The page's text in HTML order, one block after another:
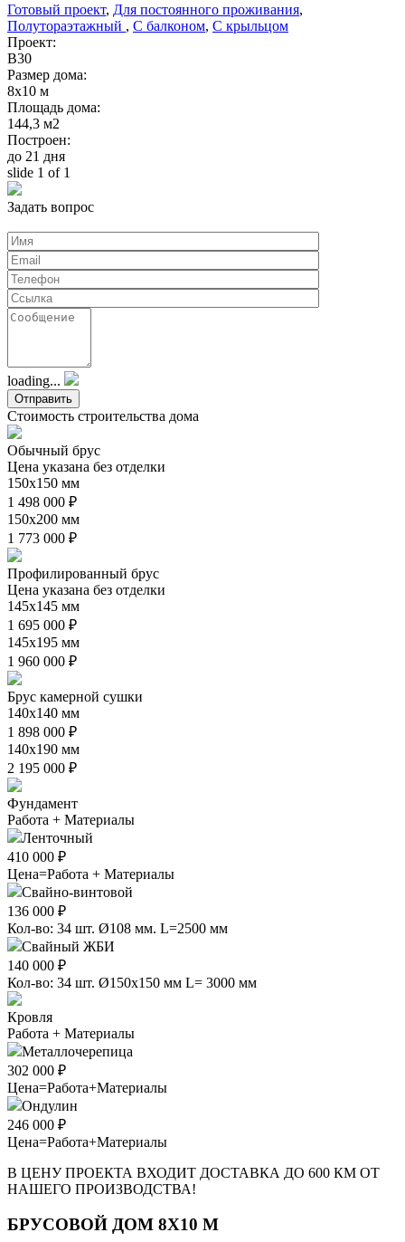
Готовый проект, Для постоянного проживания,
Полутораэтажный , С балконом, С крыльцом
Проект:
В30
Размер дома:
8х10 м
Площадь дома:
144,3 м2
Построен:
до 21 дня
slide 1 of 1
Задать вопрос
loading...
Стоимость строительства дома
Обычный брус
Цена указана без отделки
150х150 мм
1 498 000 ₽
150х200 мм
1 773 000 ₽
Профилированный брус
Цена указана без отделки
145х145 мм
1 695 000 ₽
145х195 мм
1 960 000 ₽
Брус камерной сушки
140х140 мм
1 898 000 ₽
140х190 мм
2 195 000 ₽
Фундамент
Работа + Материалы
Ленточный
410 000 ₽
Цена=Работа + Материалы
Свайно-винтовой
136 000 ₽
Кол-во: 34 шт. Ø108 мм. L=2500 мм
Свайный ЖБИ
140 000 ₽
Кол-во: 34 шт. Ø150х150 мм L= 3000 мм
Кровля
Работа + Материалы
Металлочерепица
302 000 ₽
Цена=Работа+Материалы
Ондулин
246 000 ₽
Цена=Работа+Материалы
В ЦЕНУ ПРОЕКТА ВХОДИТ ДОСТАВКА ДО 600 КМ ОТ
НАШЕГО ПРОИЗВОДСТВА!
БРУСОВОЙ ДОМ 8Х10 М